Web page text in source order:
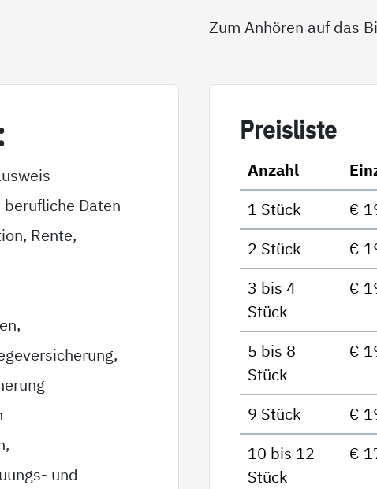
Zum Anhören auf das
Daten
Rente,
und
Preis­lis­te
Anzahl
1 Stück
€
2 Stück
€
3 bis 4
Stück
€
5 bis 8
Stück
€
9 Stück €
10 bis 12
Stück
€